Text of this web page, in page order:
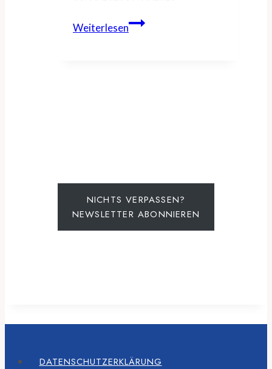
WeiterlesenDZT
NICHTS VERPASSEN?
NEWSLETTER ABONNIEREN
DATENSCHUTZERKLÄRUNG